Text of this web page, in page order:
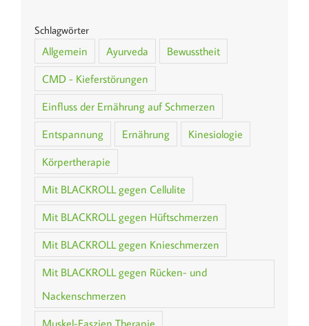
Schlagwörter
Allgemein Ayurveda
Bewusstheit
CMD - Kieferstörungen
Einfluss der Ernährung auf Schmerzen
Entspannung
Ernährung
Kinesiologie
Körpertherapie
Mit BLACKROLL gegen Cellulite
Mit BLACKROLL gegen Hüftschmerzen
Mit BLACKROLL gegen Knieschmerzen
Mit BLACKROLL gegen Rücken- und
Nackenschmerzen
Muskel-Faszien Therapie